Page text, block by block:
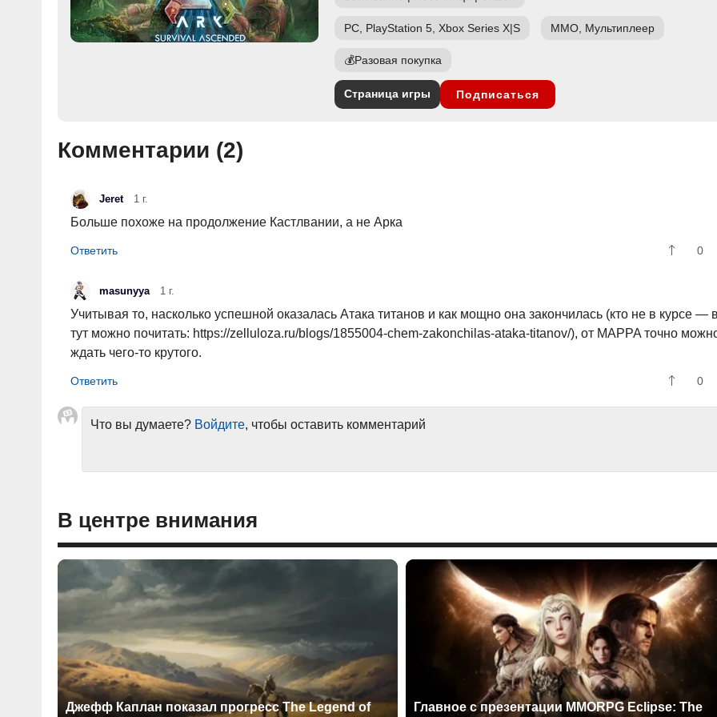
PC, PlayStation 5, Xbox Series X|S ММО, Мультиплеер
💰Разовая покупка
Страница игры Подписаться
Комментарии (2)
Jeret 1 г.
Больше похоже на продолжение Кастлвании, а не Арка
0
masunyya 1 г.
Учитывая то, насколько успешной оказалась Атака титанов и как мощно она закончилась (кто не в курсе —
тут можно почитать: https://zelluloza.ru/blogs/1855004-chem-zakonchilas-ataka-titanov/), от MAPPA точно
ждать чего-то крутого.
0
Что вы думаете? Войдите, чтобы оставить комментарий
В центре внимания
Джефф Каплан показал прогресс The Legend of
Главное с презентации MMORPG Eclipse: The